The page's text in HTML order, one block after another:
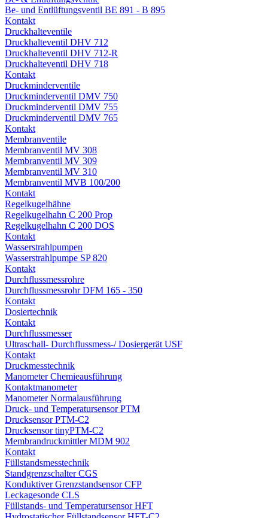
Be- und Entlüftungsventil BE 891 - B 895
Kontakt
Druckhalteventile
Druckhalteventil DHV 712
Druckhalteventil DHV 712-R
Druckhalteventil DHV 718
Kontakt
Druckminderventile
Druckminderventil DMV 750
Druckminderventil DMV 755
Druckminderventil DMV 765
Kontakt
Membranventile
Membranventil MV 308
Membranventil MV 309
Membranventil MV 310
Membranventil MVB 100/200
Kontakt
Regelkugelhähne
Regelkugelhahn C 200 Prop
Regelkugelhahn C 200 DOS
Kontakt
Wasserstrahlpumpen
Wasserstrahlpumpe SP 820
Kontakt
Durchflussmessrohre
Durchflussmessrohr DFM 165 - 350
Kontakt
Dosiertechnik
Kontakt
Durchflussmesser
Ultraschall- Durchflussmess-/ Dosiergerät USF
Kontakt
Druckmesstechnik
Manometer Chemieausführung
Kontaktmanometer
Manometer Normalausführung
Druck- und Temperatursensor PTM
Drucksensor PTM-C2
Drucksensor tinyPTM-C2
Membrandruckmittler MDM 902
Kontakt
Füllstandsmesstechnik
Standgrenzschalter CGS
Konduktiver Grenzstandsensor CFP
Leckagesonde CLS
Füllstands- und Temperatursensor HFT